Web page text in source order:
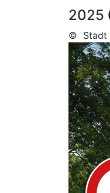
2025
© Stadt